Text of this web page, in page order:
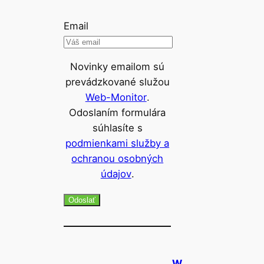
Email
Novinky emailom sú
prevádzkované služou
Web-Monitor.
Odoslaním formulára
súhlasíte s
podmienkami služby a
ochranou osobných
údajov.
Odoslať